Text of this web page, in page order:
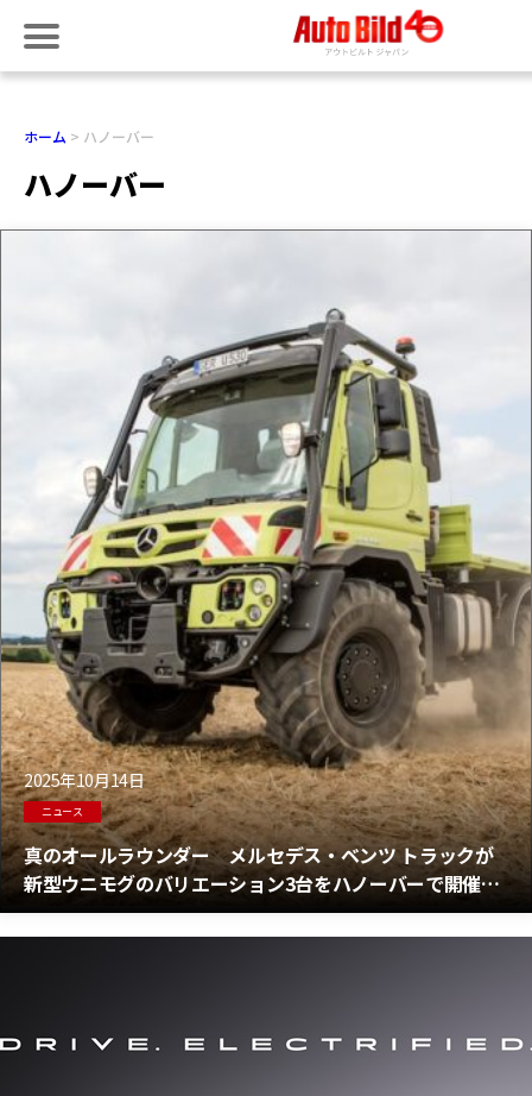
ホーム ハノーバー
ハノーバー
2025年10月14日
ニュース
真のオールラウンダー メルセデス・ベンツ トラックが
新型ウニモグのバリエーション3台をハノーバーで開催さ
れるアグリテクニカで発表！